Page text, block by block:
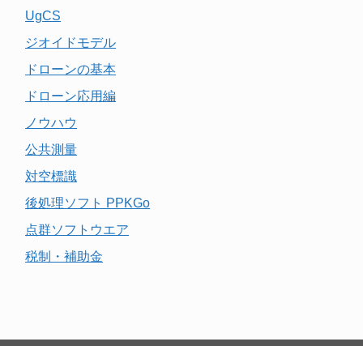
UgCS
ジオイドモデル
ドローンの基本
ドローン応用編
ノウハウ
公共測量
対空標識
後処理ソフト PPKGo
点群ソフトウエア
税制・補助金